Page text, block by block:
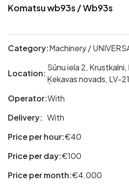
Komatsu wb93s / Wb93s
Category:Machinery /
Location:
Sūnu iela 2,
Ķekavas novads, LV-
Operator:With
Delivery: With
Price per hour:€40
Price per day:€100
Price per month:€4.000